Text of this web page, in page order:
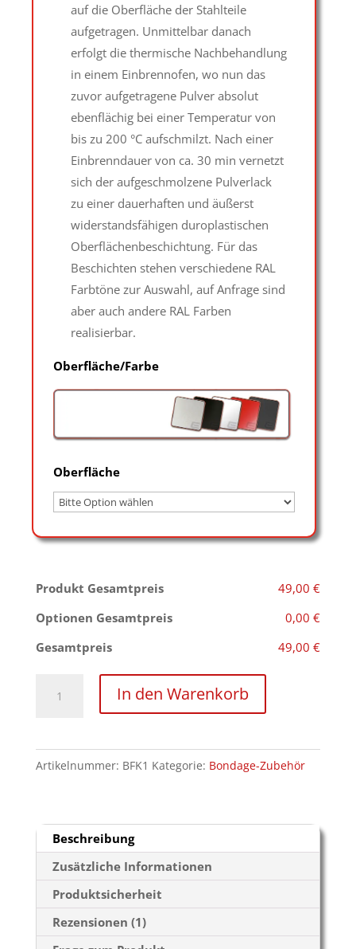
auf die Oberfläche der Stahlteile
aufgetragen. Unmittelbar danach
erfolgt die thermische Nachbehandlung
in einem Einbrennofen, wo nun das
zuvor aufgetragene Pulver absolut
ebenflächig bei einer Temperatur von
bis zu 200 °C aufschmilzt. Nach einer
Einbrenndauer von ca. 30 min vernetzt
sich der aufgeschmolzene Pulverlack
zu einer dauerhaften und äußerst
widerstandsfähigen duroplastischen
Oberflächenbeschichtung. Für das
Beschichten stehen verschiedene RAL
Farbtöne zur Auswahl, auf Anfrage sind
aber auch andere RAL Farben
realisierbar.
Oberfläche/Farbe
Oberfläche
Produkt Gesamtpreis
49,00 €
Optionen Gesamtpreis
0,00 €
Gesamtpreis
49,00 €
Fesselkreuz
In den Warenkorb
Artikelnummer: BFK1 Kategorie: Bondage-Zubehör
Beschreibung
Zusätzliche Informationen
Produktsicherheit
Rezensionen (1)